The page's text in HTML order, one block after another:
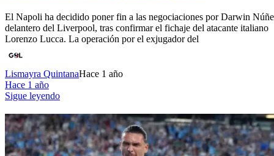
El Napoli ha decidido poner fin a las negociaciones por Darwin
delantero del Liverpool, tras confirmar el fichaje del atacante italiano
Lorenzo Lucca. La operación por el exjugador del
Lismayra QuintanaHace 1 año
Hace 1 año
Sigue leyendo